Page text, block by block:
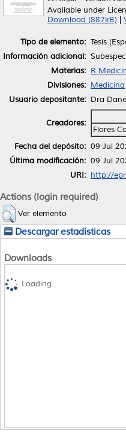
Available under
Download (887kB)
Tipo de elemento: Tesis
Información adicional:
Materias: R
Divisiones: Medicina
Usuario depositante: Dra
Creadores:
Flores
Fecha del depósito: 09 Jul
Última modificación: 09 Jul
URI: http://
Actions (login required)
Ver elemento
Descargar estadísticas
Downloads
Loading...